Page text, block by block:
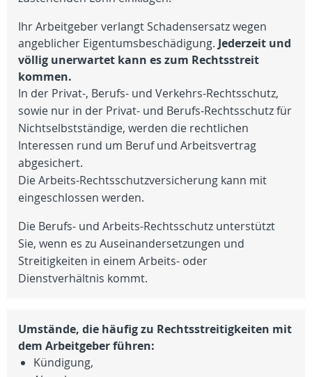
Ihr Arbeitgeber verlangt Schadensersatz wegen
angeblicher Eigentumsbeschädigung. Jederzeit und
völlig unerwartet kann es zum Rechtsstreit
kommen.
In der Privat-, Berufs- und Verkehrs-Rechtsschutz,
sowie nur in der Privat- und Berufs-Rechtsschutz für
Nichtselbstständige, werden die rechtlichen
Interessen rund um Beruf und Arbeitsvertrag
abgesichert.
Die Arbeits-Rechtsschutzversicherung kann mit
eingeschlossen werden.
Die Berufs- und Arbeits-Rechtsschutz unterstützt
Sie, wenn es zu Auseinandersetzungen und
Streitigkeiten in einem Arbeits- oder
Dienstverhältnis kommt.
Umstände, die häufig zu Rechtsstreitigkeiten mit
dem Arbeitgeber führen:
Kündigung,